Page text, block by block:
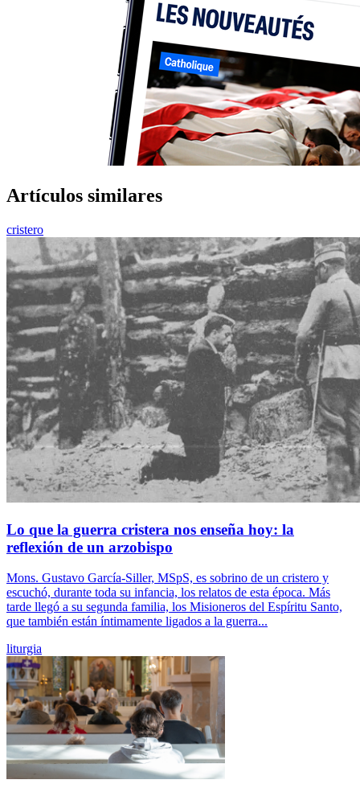
Artículos similares
cristero
Lo que la guerra cristera nos enseña hoy: la
reflexión de un arzobispo
Mons. Gustavo García-Siller, MSpS, es sobrino de un cristero y
escuchó, durante toda su infancia, los relatos de esta época. Más
tarde llegó a su segunda familia, los Misioneros del Espíritu Santo,
que también están íntimamente ligados a la guerra...
liturgia